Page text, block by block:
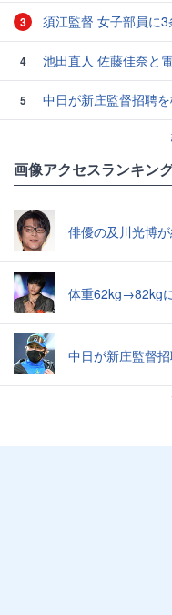
3 須江監督 女子部員に
4 池田直人 佐藤佳奈と
5
中日が新庄監督招聘
画像アクセスランキン
俳優の及川光博
体重62kg→82kg
中日が新庄監督